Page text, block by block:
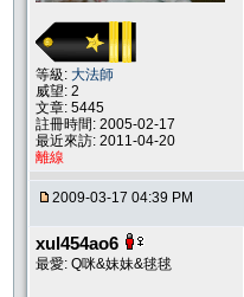
等級: 大法師
威望: 2
文章: 5445
註冊時間: 2005-02-17
最近來訪: 2011-04-20
離線
2009-03-17 04:39 PM
xul454ao6
最愛: Q咪&妹妹&毬毬